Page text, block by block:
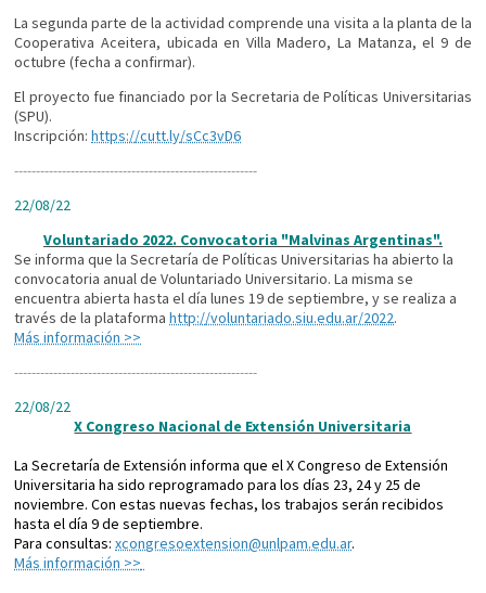
La segunda parte de la actividad comprende una visita a la planta de la
Cooperativa Aceitera, ubicada en Villa Madero, La Matanza, el 9 de
octubre (fecha a confirmar).
El proyecto fue financiado por la Secretaria de Políticas Universitarias
(SPU).
Inscripción:https://cutt.ly/sCc3vD6
--------------------------------------------------------
22/08/22
Voluntariado 2022. Convocatoria "Malvinas Argentinas".
Se informa que la Secretaría de Polí­ticas Universitarias ha abierto la
convocatoria anual de Voluntariado Universitario. La misma se
encuentra abierta hasta el dí­a lunes 19 de septiembre, y se realiza a
través de la plataformahttp://voluntariado.siu.edu.ar/2022.
Más información >>
--------------------------------------------------------
22/08/22
X Congreso Nacional de Extensión Universitaria
La Secretarí­a de Extensión informa que el X Congreso de Extensión
Universitaria ha sido reprogramado para los días 23, 24 y 25 de
noviembre. Con estas nuevas fechas, los trabajos serán recibidos
hasta el dí­a 9 de septiembre.
Para consultas:xcongresoextension@unlpam.edu.ar.
Más información >>